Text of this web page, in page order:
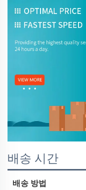
배송 시간
배송 방법